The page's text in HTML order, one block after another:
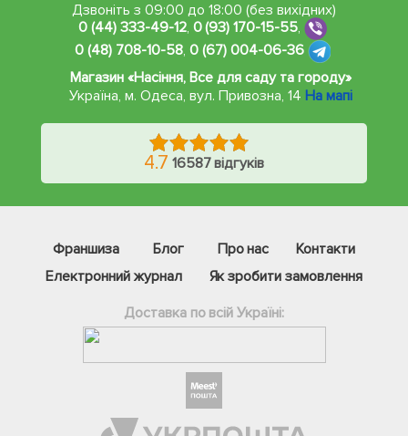
Дзвоніть з 09:00 до 18:00 (без вихідних)
0 (44) 333-49-12, 0 (93) 170-15-55,
0 (48) 708-10-58, 0 (67) 004-06-36
Магазин «Насіння, Все для саду та городу»
Україна, м. Одеса,вул. Привозна, 14 На мапі
4.7 16587 відгуків
Франшиза Блог Про нас
Контакти
Електронний журнал
Як зробити замовлення
Доставка по всій Україні: